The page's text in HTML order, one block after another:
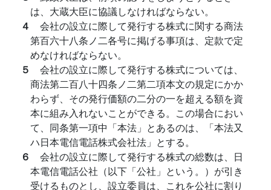
は、大蔵大臣に協議しなければならない。
４ 会社の設立に際して発行する株式に関する商法
第百六十八条ノ二各号に掲げる事項は、定款で定
めなければならない。
５ 会社の設立に際して発行する株式については、
商法第二百八十四条ノ二第二項本文の規定にかか
わらず、その発行価額の二分の一を超える額を資
本に組み入れないことができる。この場合におい
て、同条第一項中「本法」とあるのは、「本法又
ハ日本電信電話株式会社法」とする。
６ 会社の設立に際して発行する株式の総数は、日
本電信電話公社（以下「公社」という。）が引き
受けるものとし、設立委員は、これを公社に割り